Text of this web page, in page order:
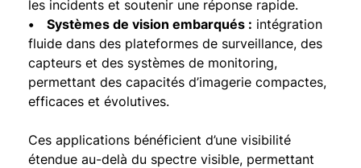
les incidents et soutenir une réponse rapide.
• Systèmes de vision embarqués : intégration
fluide dans des plateformes de surveillance, des
capteurs et des systèmes de monitoring,
permettant des capacités d’imagerie compactes,
efficaces et évolutives.
Ces applications bénéficient d’une visibilité
étendue au-delà du spectre visible, permettant